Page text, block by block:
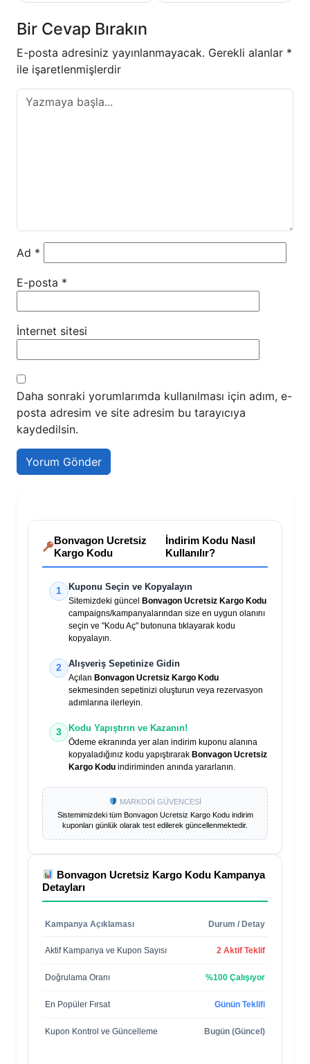
Bir Cevap Bırakın
E-posta adresiniz yayınlanmayacak. Gerekli alanlar *
ile işaretlenmişlerdir
Ad *
E-posta *
İnternet sitesi
Daha sonraki yorumlarımda kullanılması için adım, e-
posta adresim ve site adresim bu tarayıcıya
kaydedilsin.
Bonvagon Ucretsiz
Kargo Kodu
İndirim Kodu Nasıl
Kullanılır?
1 Kuponu Seçin ve Kopyalayın
Sitemizdeki güncel Bonvagon Ucretsiz Kargo Kodu
campaigns/kampanyalarından size en uygun olanını
seçin ve "Kodu Aç" butonuna tıklayarak kodu
kopyalayın.
2 Alışveriş Sepetinize Gidin
Açılan Bonvagon Ucretsiz Kargo Kodu
sekmesinden sepetinizi oluşturun veya rezervasyon
adımlarına ilerleyin.
3 Kodu Yapıştırın ve Kazanın!
Ödeme ekranında yer alan indirim kuponu alanına
kopyaladığınız kodu yapıştırarak Bonvagon Ucretsiz
Kargo Kodu indiriminden anında yararlanın.
MARKODİ GÜVENCESİ
Sistemimizdeki tüm Bonvagon Ucretsiz Kargo Koduindirim
kuponları günlük olarak test edilerek güncellenmektedir.
Bonvagon Ucretsiz Kargo Kodu Kampanya
Detayları
Kampanya Açıklaması Durum / Detay
Aktif Kampanya ve Kupon Sayısı 2 Aktif Teklif
Doğrulama Oranı %100 Çalışıyor
En Popüler Fırsat Günün Teklifi
Kupon Kontrol ve Güncelleme Bugün (Güncel)